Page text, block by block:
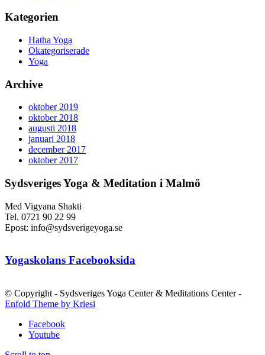
Kategorien
Hatha Yoga
Okategoriserade
Yoga
Archive
oktober 2019
oktober 2018
augusti 2018
januari 2018
december 2017
oktober 2017
Sydsveriges Yoga & Meditation i Malmö
Med Vigyana Shakti
Tel. 0721 90 22 99
Epost: info@sydsverigeyoga.se
Yogaskolans Facebooksida
© Copyright - Sydsveriges Yoga Center & Meditations Center -
Enfold Theme by Kriesi
Facebook
Youtube